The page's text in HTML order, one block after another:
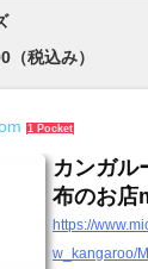
税込み）
1 Pocket
カンガル
布のお店
https://
w_kangaroo/